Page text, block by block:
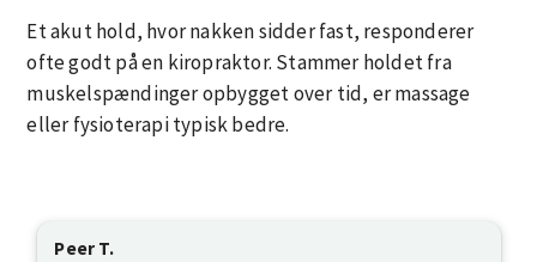
Et akut hold, hvor nakken sidder fast, responderer
ofte godt på en kiropraktor. Stammer holdet fra
muskelspændinger opbygget over tid, er massage
eller fysioterapi typisk bedre.
Peer T.